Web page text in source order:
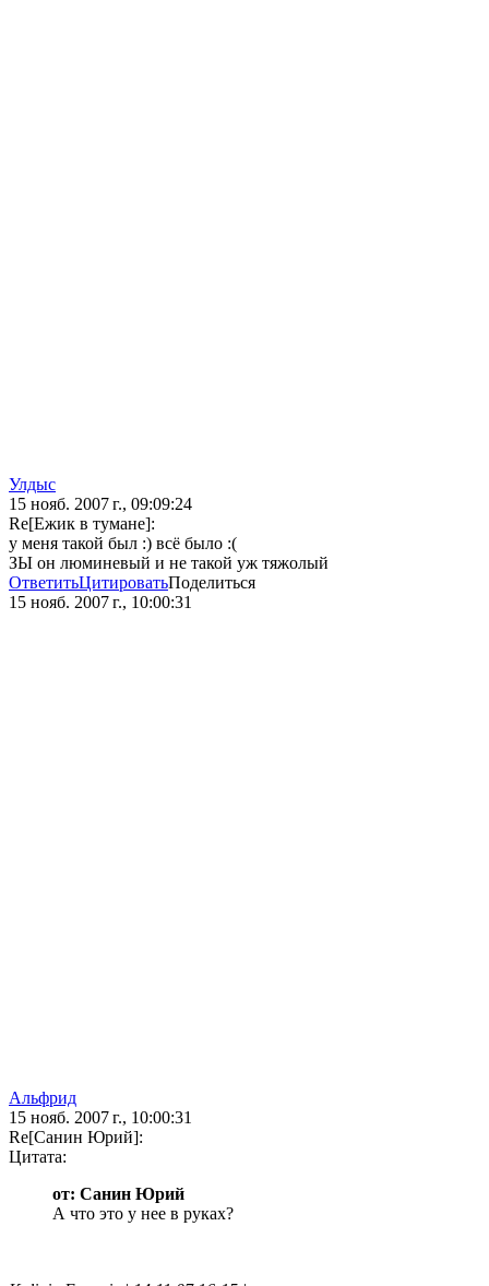
Улдыс
15 нояб. 2007 г., 09:09:24
Re[Ежик в тумане]:
у меня такой был :) всё было :(
ЗЫ он люминевый и не такой уж тяжолый
ОтветитьЦитироватьПоделиться
15 нояб. 2007 г., 10:00:31
Альфрид
15 нояб. 2007 г., 10:00:31
Re[Санин Юрий]:
Цитата:
от: Санин Юрий
А что это у нее в руках?